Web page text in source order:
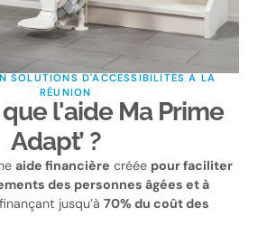
SOLUTIONS D'ACCESSIBILITÉS À LA
RÉUNION
que l'aide Ma Prime
Adapt’ ?
aide financière créée pour faciliter
des personnes âgées et à
jusqu’à70% du coût des